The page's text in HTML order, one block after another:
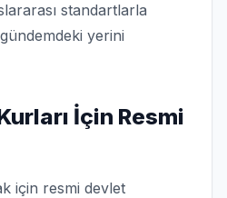
standartlarla
yerini
İçin Resmi
için resmi devlet